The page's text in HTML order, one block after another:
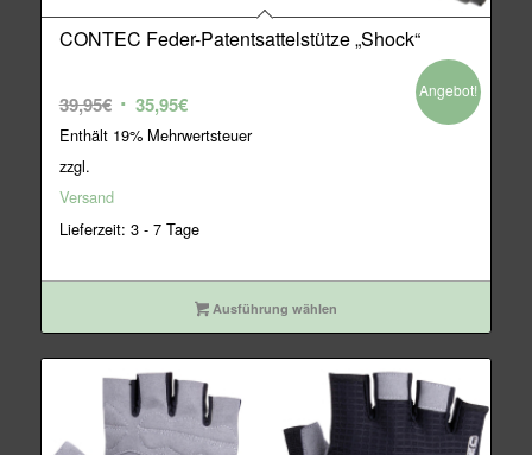
CONTEC Feder-Patentsattelstütze „Shock“
39,95€ Ursprünglicher
Preis
35,95€Aktueller
Preis
Enthält 19% Mehrwertsteuer
zzgl.
Versand
Lieferzeit: 3 - 7 Tage
Angebot!
Ausführung wählen